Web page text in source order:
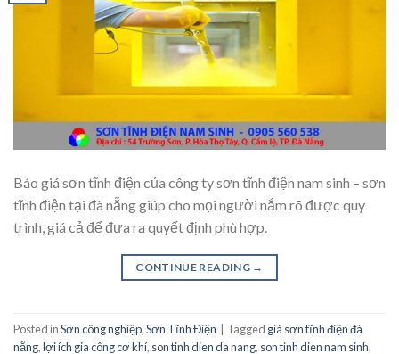
Báo giá sơn tĩnh điện của công ty sơn tĩnh điện nam sinh – sơn
tĩnh điện tại đà nẵng giúp cho mọi người nắm rõ được quy
trình, giá cả để đưa ra quyết định phù hợp.
CONTINUE READING →
Posted inSơn công nghiệp,Sơn Tĩnh Điện Tagged giá sơn tĩnh điện đà
nẵng,lợi ích gia công cơ khí, son tinh dien da nang, son tinh dien nam sinh,